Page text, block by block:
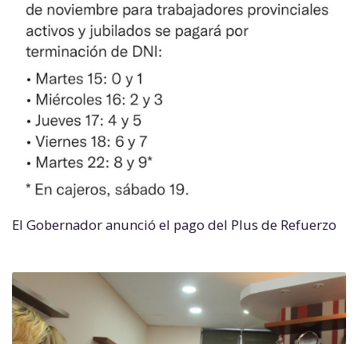
El Gobernador anunció el pago del Plus de Refuerzo